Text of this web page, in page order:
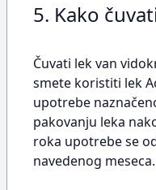
5. Kako
Čuvati lek van
smete koristiti lek
upotrebe
pakovanju leka
roka upotrebe se
navedenog meseca.